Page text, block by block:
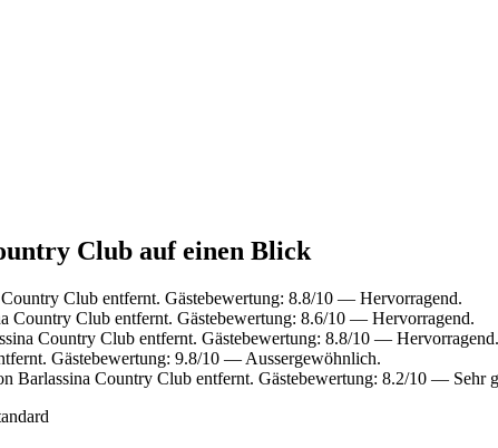
Club auf einen Blick
Club entfernt. Gästebewertung: 8.8/10 — Hervorragend.
Country Club entfernt. Gästebewertung: 8.6/10 — Hervorragend.
Country Club entfernt. Gästebewertung: 8.8/10 — Hervorragend.
Gästebewertung: 9.8/10 — Aussergewöhnlich.
Barlassina Country Club entfernt. Gästebewertung: 8.2/10 — Sehr